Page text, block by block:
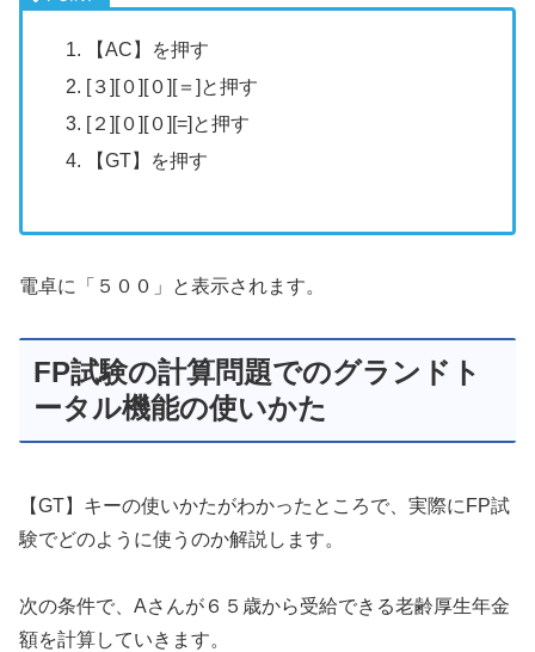
【AC】を押す
[３][０][０][＝]と押す
[２][０][０][=]と押す
【GT】を押す
電卓に「５００」と表示されます。
FP試験の計算問題でのグランドト
ータル機能の使いかた
【GT】キーの使いかたがわかったところで、実際にFP試
験でどのように使うのか解説します。
次の条件で、Aさんが６５歳から受給できる老齢厚生年金
額を計算していきます。